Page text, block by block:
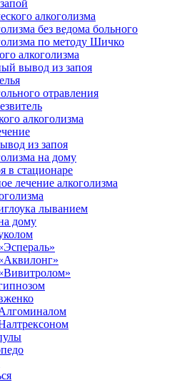
алкоголизма
без ведома больного
по методу Шичко
алкоголизма
вывод из запоя
отравления
алкоголизма
из запоя
на дому
в стационаре
лечение алкоголизма
лыванием
дому